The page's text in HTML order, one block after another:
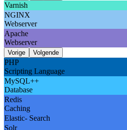
Varnish
NGINX
Webserver
Apache
Webserver
Vorige Volgende
PHP
Scripting Language
MySQL++
Database
Redis
Caching
Elastic- Search
Solr